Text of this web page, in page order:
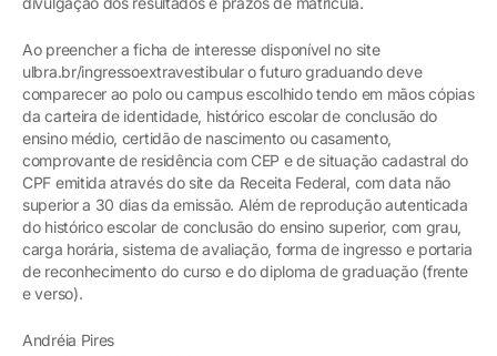
Ao preencher a ficha de interesse disponível no site
ulbra.br/ingressoextravestibular o futuro graduando deve
comparecer ao polo ou campus escolhido tendo em mãos cópias
da carteira de identidade, histórico escolar de conclusão do
ensino médio, certidão de nascimento ou casamento,
comprovante de residência com CEP e de situação cadastral do
CPF emitida através do site da Receita Federal, com data não
superior a 30 dias da emissão. Além de reprodução autenticada
do histórico escolar de conclusão do ensino superior, com grau,
carga horária, sistema de avaliação, forma de ingresso e portaria
de reconhecimento do curso e do diploma de graduação (frente
e verso).
Andréia Pires